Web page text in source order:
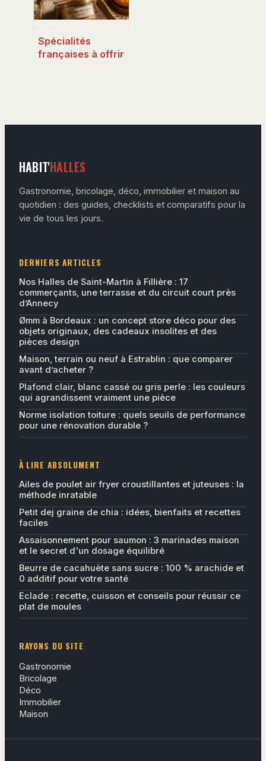
Spécialités
françaises à offrir
HABIT'HALLES
Gastronomie, bricolage, déco, immobilier et maison au
quotidien : des guides, checklists et comparatifs pour la
vie de tous les jours.
DERNIERS ARTICLES
Nos Halles de Saint-Martin à Fillière : 17
commerçants, une terrasse et du circuit court près
d’Annecy
Ømm à Bordeaux : un concept store déco pour des
objets originaux, des cadeaux insolites et des
pièces design
Maison, terrain ou neuf à Estrablin : que comparer
avant d’acheter ?
Plafond clair, blanc cassé ou gris perle : les couleurs
qui agrandissent vraiment une pièce
Norme isolation toiture : quels seuils de performance
pour une rénovation durable ?
À LIRE ABSOLUMENT
Ailes de poulet air fryer croustillantes et juteuses : la
méthode inratable
Petit dej graine de chia : idées, bienfaits et recettes
faciles
Assaisonnement pour saumon : 3 marinades maison
et le secret d'un dosage équilibré
Beurre de cacahuète sans sucre : 100 % arachide et
0 additif pour votre santé
Eclade : recette, cuisson et conseils pour réussir ce
plat de moules
RAYONS DU SITE
Gastronomie
Bricolage
Déco
Immobilier
Maison